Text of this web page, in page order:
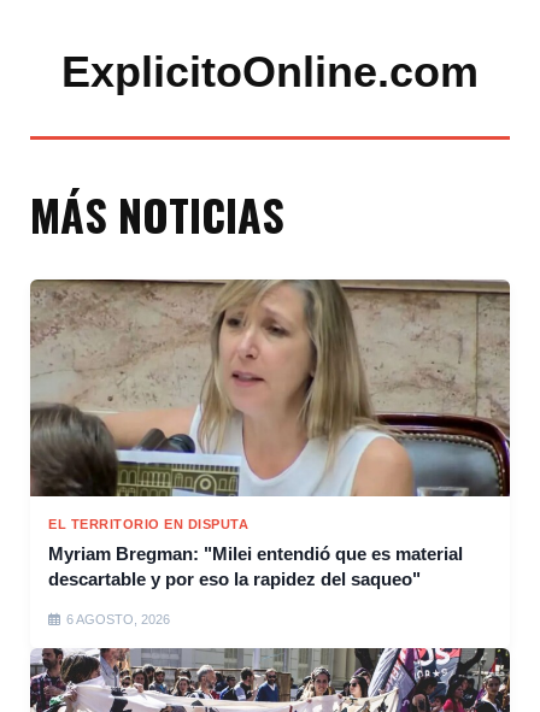
ExplicitoOnline.com
MÁS NOTICIAS
EL TERRITORIO EN DISPUTA
Myriam Bregman: "Milei entendió que es material
descartable y por eso la rapidez del saqueo"
6 AGOSTO, 2026